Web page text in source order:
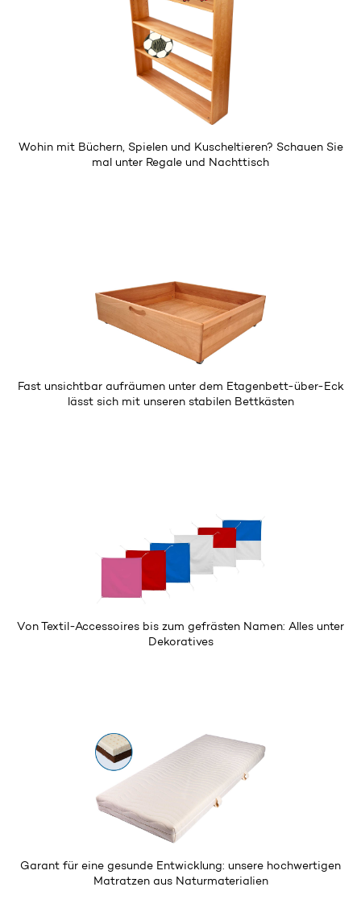
Wohin mit Büchern, Spielen und Kuscheltieren? Schauen Sie
mal unter Regale und Nachttisch
Fast unsichtbar aufräumen unter dem Etagenbett-über-Eck
lässt sich mit unseren stabilen Bettkästen
Von Textil-Accessoires bis zum gefrästen Namen: Alles unter
Dekoratives
Garant für eine gesunde Entwicklung: unsere hochwertigen
Matratzenaus Naturmaterialien